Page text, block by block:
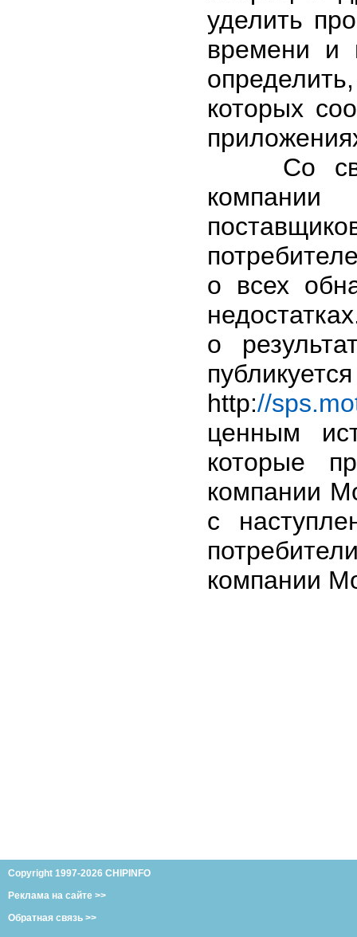
уделить
времени и
которых
Со
о всех
о
http://
ценным
которые
компании
с
компании
Copyright 1997-2026 CHIPINFO
Реклама на сайте >>
Обратная связь >>